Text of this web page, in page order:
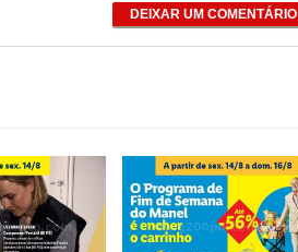
DEIXAR UM COMENTÁRIO